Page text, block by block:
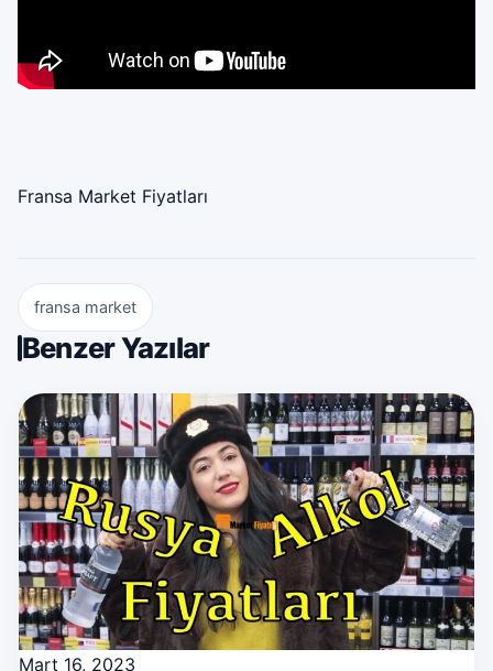
Fransa Market Fiyatları
fransa market
Benzer Yazılar
Mart 16, 2023